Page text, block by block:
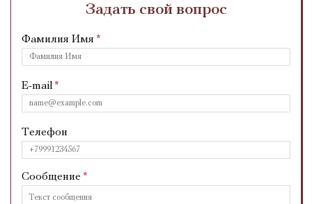
Задать свой вопрос
Фамилия Имя
E-mail
Телефон
Сообщение